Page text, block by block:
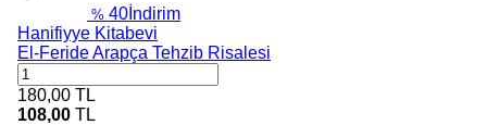
% 40 İndirim
Hanifiyye Kitabevi
El-Feride Arapça Tehzib Risalesi
180,00 TL
108,00 TL